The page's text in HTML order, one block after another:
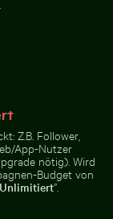
streckt sich
Itzá
Beginnen im
im
Strand
Z.B. Follower,
App-Nutzer
nötig). Wird
Budget von
”.